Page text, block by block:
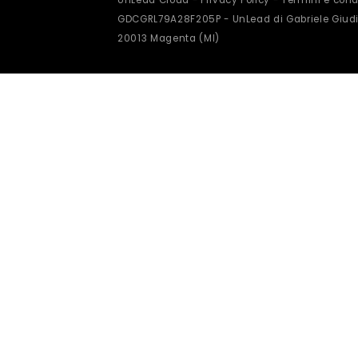
GDCGRL79A28F205P - UnLead di Gabriele
20013 Magenta (MI)